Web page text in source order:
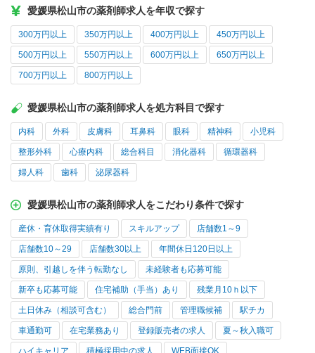
愛媛県松山市の薬剤師求人を年収で探す
300万円以上 350万円以上 400万円以上 450万円以上
500万円以上 550万円以上 600万円以上 650万円以上
700万円以上 800万円以上
愛媛県松山市の薬剤師求人を処方科目で探す
内科 外科 皮膚科 耳鼻科 眼科 精神科 小児科
整形外科 心療内科 総合科目 消化器科 循環器科
婦人科 歯科 泌尿器科
愛媛県松山市の薬剤師求人をこだわり条件で探す
産休・育休取得実績有り スキルアップ 店舗数1～9
店舗数10～29 店舗数30以上 年間休日120日以上
原則、引越しを伴う転勤なし 未経験者も応募可能
新卒も応募可能 住宅補助（手当）あり 残業月10ｈ以下
土日休み（相談可含む） 総合門前 管理職候補 駅チカ
車通勤可 在宅業務あり 登録販売者の求人 夏～秋入職可
ハイキャリア 積極採用中の求人 WEB面接OK